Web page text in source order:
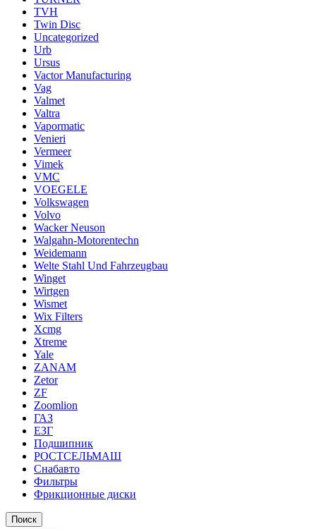
TVH
Twin Disc
Uncategorized
Urb
Ursus
Vactor Manufacturing
Vag
Valmet
Valtra
Vapormatic
Venieri
Vermeer
Vimek
VMC
VOEGELE
Volkswagen
Volvo
Wacker Neuson
Walgahn-Motorentechn
Weidemann
Welte Stahl Und Fahrzeugbau
Winget
Wirtgen
Wismet
Wix Filters
Xcmg
Xtreme
Yale
ZANAM
Zetor
ZF
Zoomlion
ГАЗ
ЕЗГ
Подшипник
РОСТСЕЛЬМАШ
Снабавто
Фильтры
Фрикционные диски
Поиск